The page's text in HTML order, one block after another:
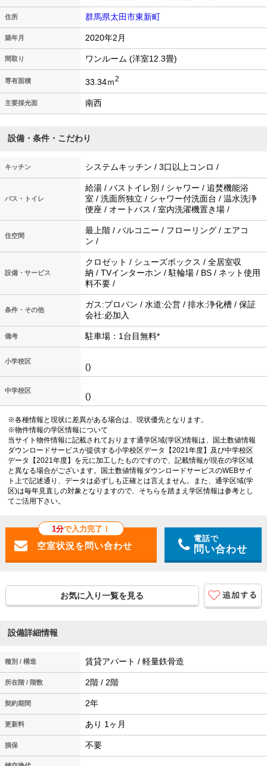
住所 群馬県太田市東新町
築年月 2020年2月
間取り ワンルーム (洋室12.3畳)
専有面積 33.34ｍ2
主要採光面 南西
設備・条件・こだわり
キッチン システムキッチン / 3口以上コンロ /
バス・トイレ
給湯 / バストイレ別 / シャワー / 追焚機能浴
室 / 洗面所独立 / シャワー付洗面台 / 温水洗浄
便座 / オートバス / 室内洗濯機置き場 /
住空間
最上階 / バルコニー / フローリング / エアコ
ン /
設備・サービス
クロゼット / シューズボックス / 全居室収
納 / TVインターホン / 駐輪場 / BS / ネット使用
料不要 /
条件・その他
ガス:プロパン / 水道:公営 / 排水:浄化槽 / 保証
会社:必加入
備考 駐車場：1台目無料*
小学校区
()
中学校区
()
※各種情報と現状に差異がある場合は、現状優先となります。
※物件情報の学区情報について
当サイト物件情報に記載されております通学区域(学区)情報は、国土数値情報
ダウンロードサービスが提供する小学校区データ【2021年度】及び中学校区
データ【2021年度】を元に加工したものですので、記載情報が現在の学区域
と異なる場合がございます。国土数値情報ダウンロードサービスのWEBサイ
ト上で記述通り、データは必ずしも正確とは言えません。また、通学区域(学
区)は毎年見直しの対象となりますので、そちらを踏まえ学区情報は参考とし
てご活用下さい。
1分で入力完了！
電話で
問い合わせ
お気に入り一覧を見る
設備詳細情報
種別 / 構造 賃貸アパート / 軽量鉄骨造
所在階 / 階数 2階 / 2階
契約期間 2年
更新料 あり 1ヶ月
損保 不要